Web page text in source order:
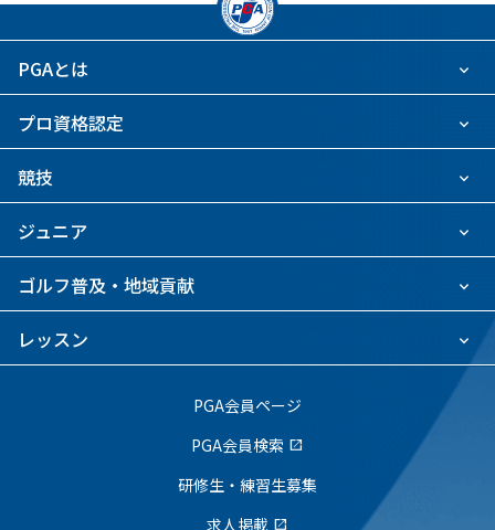
PGAとは
プロ資格認定
競技
ジュニア
ゴルフ普及・地域貢献
レッスン
PGA会員ページ
PGA会員検索 open_in_new
研修生・練習生募集
求人掲載 open_in_new